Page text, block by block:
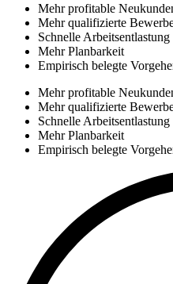
Mehr profitable
Mehr qualifizierte
Schnelle Arbeitsentlastung
Mehr Planbarkeit
Empirisch belegte
Mehr profitable
Mehr qualifizierte
Schnelle Arbeitsentlastung
Mehr Planbarkeit
Empirisch belegte